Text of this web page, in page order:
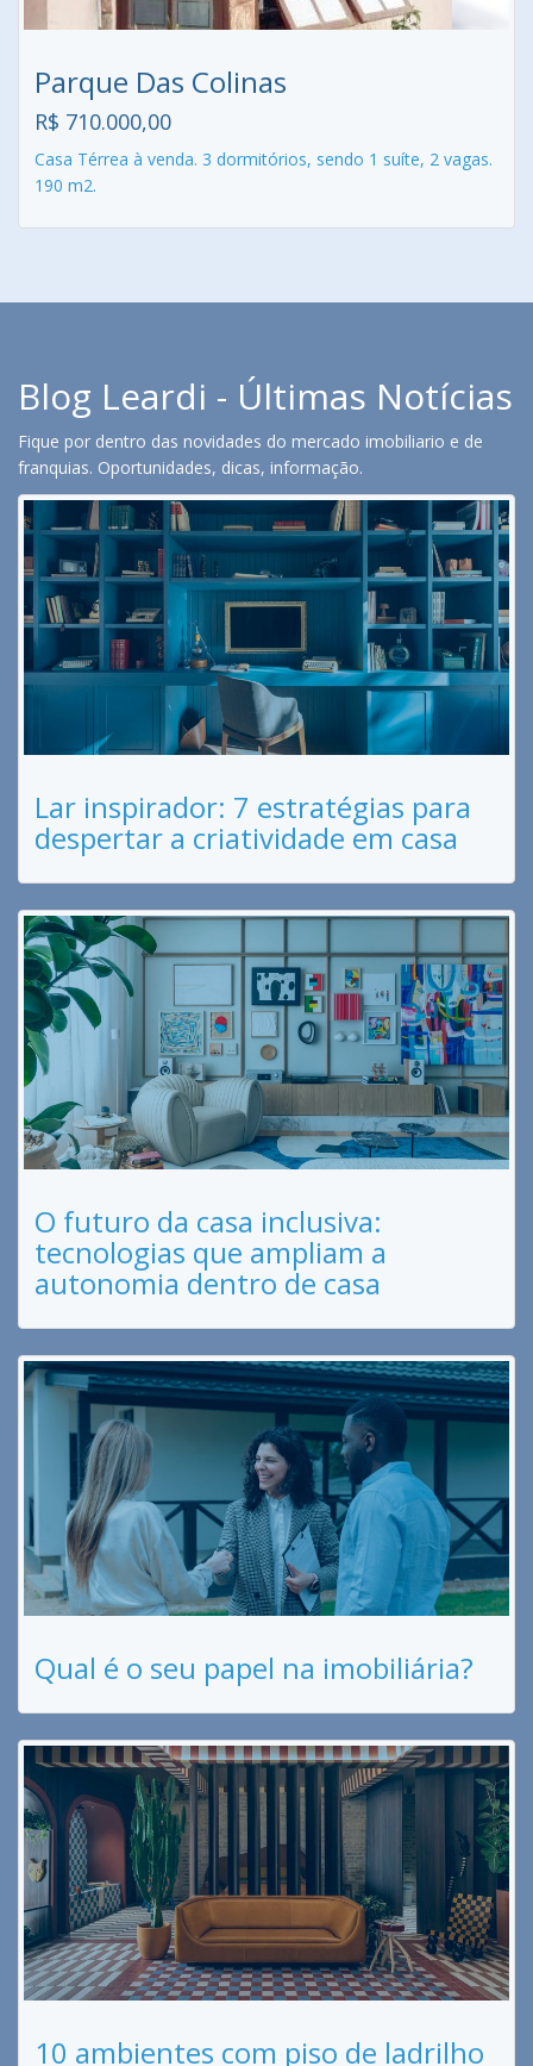
Parque Das Colinas
R$ 710.000,00
Casa Térrea à venda. 3 dormitórios, sendo 1 suíte, 2 vagas.
190 m2.
Blog Leardi - Últimas Notícias
Fique por dentro das novidades do mercado imobiliario e de
franquias. Oportunidades, dicas, informação.
Lar inspirador: 7 estratégias para
despertar a criatividade em casa
O futuro da casa inclusiva:
tecnologias que ampliam a
autonomia dentro de casa
Qual é o seu papel na imobiliária?
10 ambientes com piso de ladrilho